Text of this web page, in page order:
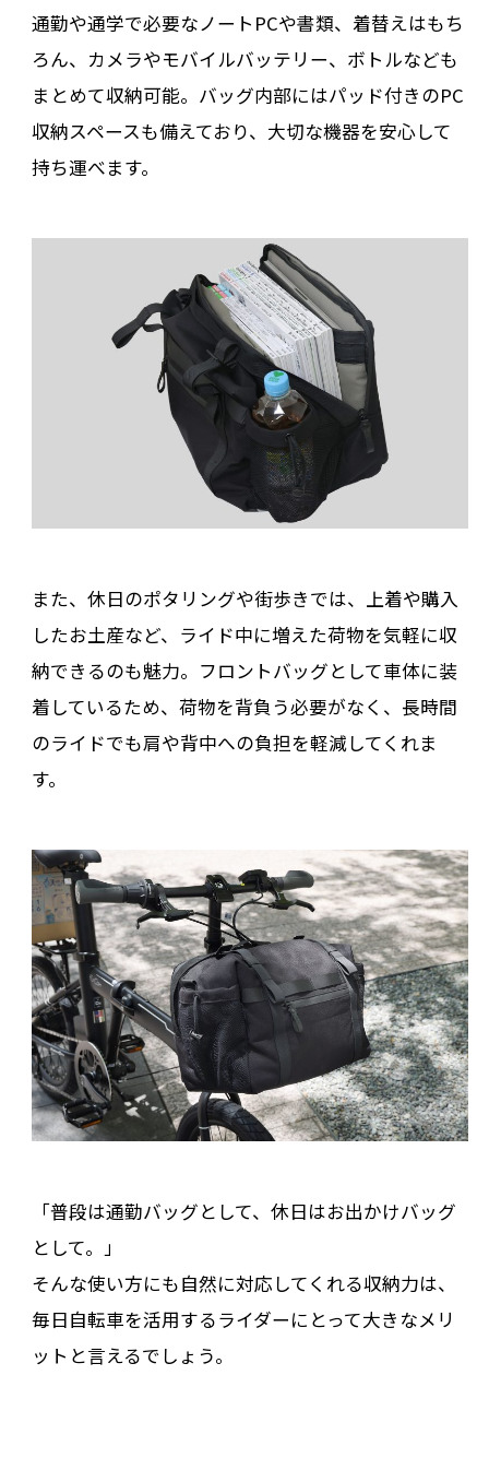
通勤や通学で必要なノートPCや書類、着替えはもち
ろん、カメラやモバイルバッテリー、ボトルなども
まとめて収納可能。バッグ内部にはパッド付きのPC
収納スペースも備えており、大切な機器を安心して
持ち運べます。
また、休日のポタリングや街歩きでは、上着や購入
したお土産など、ライド中に増えた荷物を気軽に収
納できるのも魅力。フロントバッグとして車体に装
着しているため、荷物を背負う必要がなく、長時間
のライドでも肩や背中への負担を軽減してくれま
す。
「普段は通勤バッグとして、休日はお出かけバッグ
として。」
そんな使い方にも自然に対応してくれる収納力は、
毎日自転車を活用するライダーにとって大きなメリ
ットと言えるでしょう。